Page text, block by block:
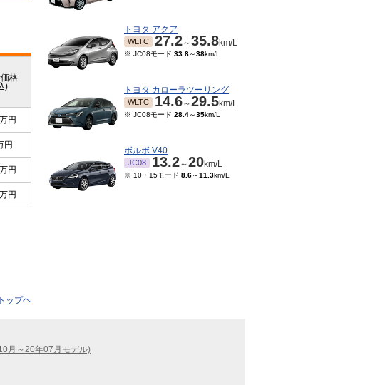
格
)
円
円
円
万円
ップヘ
トヨタ アクア
WLTC 27.2～35.8km/L
※ JC08モード 33.8～38km/L
トヨタ カローラツーリング
WLTC 14.6～29.5km/L
※ JC08モード 28.4～35km/L
ボルボ V40
JC08 13.2～20km/L
※ 10・15モード 8.6～11.3km/L
月～20年07月モデル)